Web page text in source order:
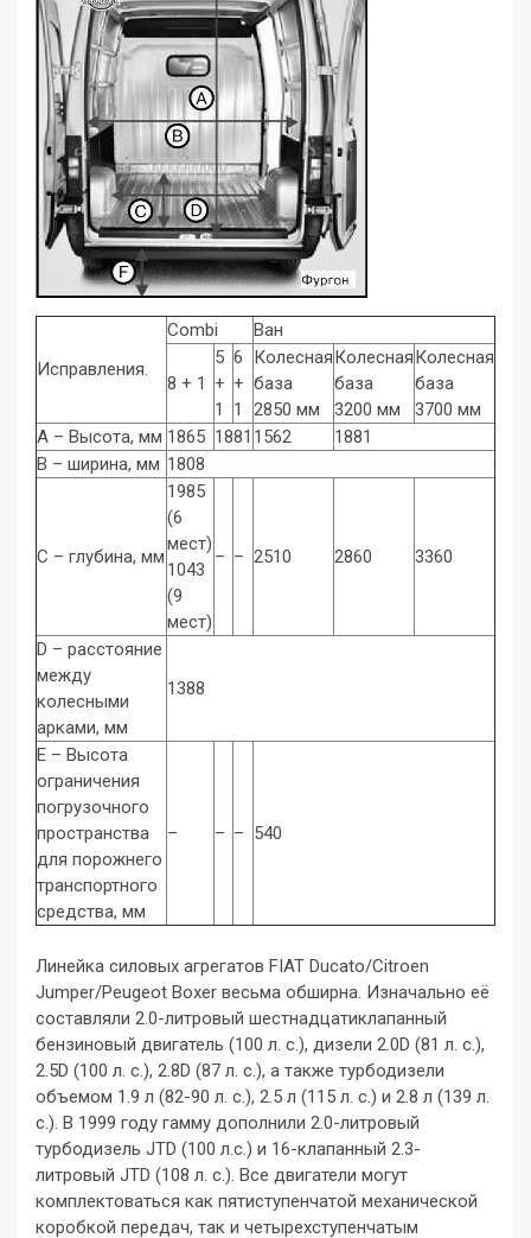
Исправления.
Combi Ван
8 + 1
5
+
1
6
+
1
Колесная
база
2850 мм
Колесная
база
3200 мм
Колесная
база
3700 мм
A – Высота, мм 1865 1881 1562
1881
B – ширина, мм 1808
C – глубина, мм
1985
(6
мест)
1043
(9
мест)
– – 2510 2860 3360
D – расстояние
между
колесными
арками, мм
1388
E – Высота
ограничения
погрузочного
пространства
для порожнего
транспортного
средства, мм
– – – 540
Линейка силовых агрегатов FIAT Ducato/Citroen
Jumper/Peugeot Boxer весьма обширна. Изначально её
составляли 2.0-литровый шестнадцатиклапанный
бензиновый двигатель (100 л. с.), дизели 2.0D (81 л. с.),
2.5D (100 л. с.), 2.8D (87 л. с.), а также турбодизели
объемом 1.9 л (82-90 л. с.), 2.5 л (115 л. с.) и 2.8 л (139 л.
с.). В 1999 году гамму дополнили 2.0-литровый
турбодизель JTD (100 л.с.) и 16-клапанный 2.3-
литровый JTD (108 л. с.). Все двигатели могут
комплектоваться как пятиступенчатой механической
коробкой передач, так и четырехступенчатым